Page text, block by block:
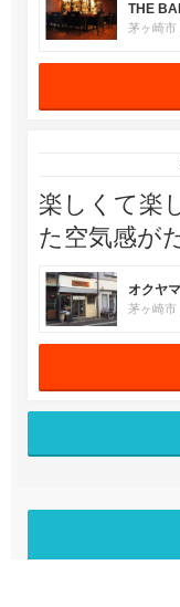
THE
茅ヶ崎市
楽しくて楽
た空気感が
オクヤ
茅ヶ崎市